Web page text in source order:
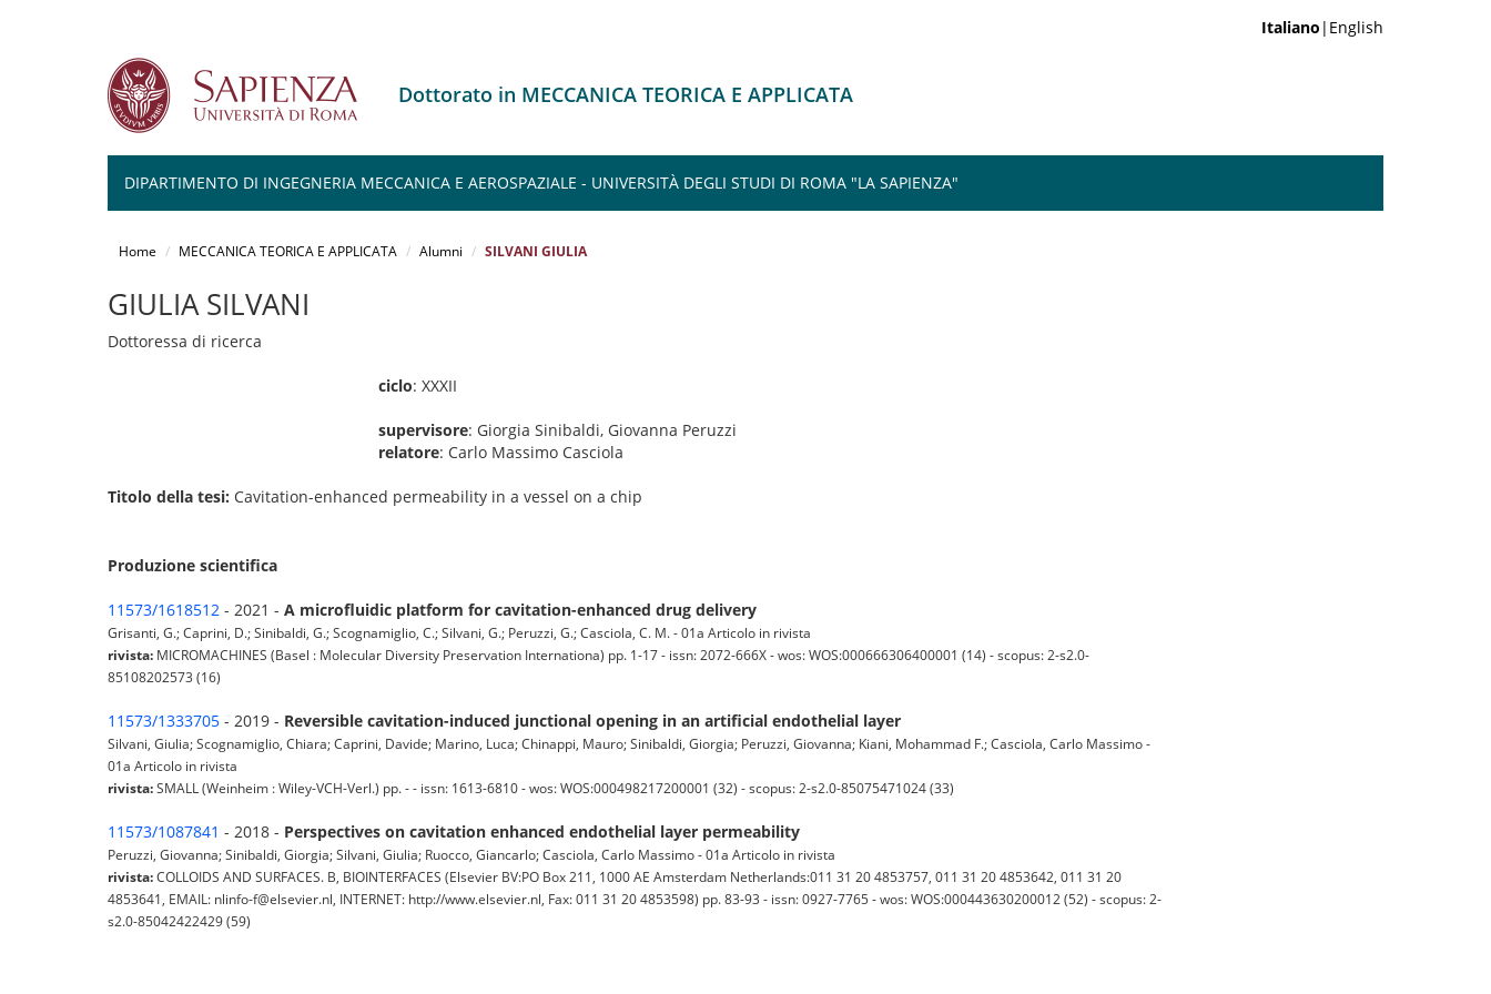
Italiano |English
Dottorato in MECCANICA TEORICA E APPLICATA
DIPARTIMENTO DI INGEGNERIA MECCANICA E AEROSPAZIALE - UNIVERSITÀ DEGLI STUDI DI ROMA "LA SAPIENZA"
Home MECCANICA TEORICA E APPLICATA Alumni SILVANI GIULIA
GIULIA SILVANI
Dottoressa di ricerca
ciclo: XXXII
supervisore: Giorgia Sinibaldi, Giovanna Peruzzi
relatore: Carlo Massimo Casciola
Titolo della tesi: Cavitation-enhanced permeability in a vessel on a chip
Produzione scientifica
11573/1618512 - 2021 - A microfluidic platform for cavitation-enhanced drug delivery
Grisanti, G.; Caprini, D.; Sinibaldi, G.; Scognamiglio, C.; Silvani, G.; Peruzzi, G.; Casciola, C. M. - 01a Articolo in rivista
rivista: MICROMACHINES (Basel : Molecular Diversity Preservation Internationa) pp. 1-17 - issn: 2072-666X - wos: WOS:000666306400001 (14) - scopus: 2-s2.0-
85108202573 (16)
11573/1333705 - 2019 - Reversible cavitation-induced junctional opening in an artificial endothelial layer
Silvani, Giulia; Scognamiglio, Chiara; Caprini, Davide; Marino, Luca; Chinappi, Mauro; Sinibaldi, Giorgia; Peruzzi, Giovanna; Kiani, Mohammad F.; Casciola, Carlo Massimo -
01a Articolo in rivista
rivista:SMALL (Weinheim : Wiley-VCH-Verl.) pp. - - issn: 1613-6810 - wos: WOS:000498217200001 (32) - scopus: 2-s2.0-85075471024 (33)
11573/1087841 - 2018 - Perspectives on cavitation enhanced endothelial layer permeability
Peruzzi, Giovanna; Sinibaldi, Giorgia; Silvani, Giulia; Ruocco, Giancarlo; Casciola, Carlo Massimo - 01a Articolo in rivista
rivista:COLLOIDS AND SURFACES. B, BIOINTERFACES (Elsevier BV:PO Box 211, 1000 AE Amsterdam Netherlands:011 31 20 4853757, 011 31 20 4853642, 011 31 20
4853641, EMAIL: nlinfo-f@elsevier.nl, INTERNET: http://www.elsevier.nl, Fax: 011 31 20 4853598) pp. 83-93 - issn: 0927-7765 - wos: WOS:000443630200012 (52) - scopus: 2-
s2.0-85042422429 (59)